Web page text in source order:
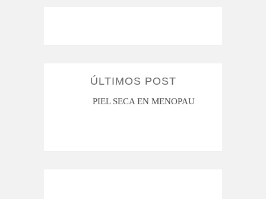
ÚLTIMOS POST
PIEL SECA EN MENOPAUSIA